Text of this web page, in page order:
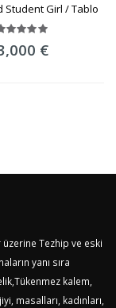
Student Girl / Tablo
out
5
€
Tezhip ve eski
yanı sıra
kalem,
masalları, kadınları,